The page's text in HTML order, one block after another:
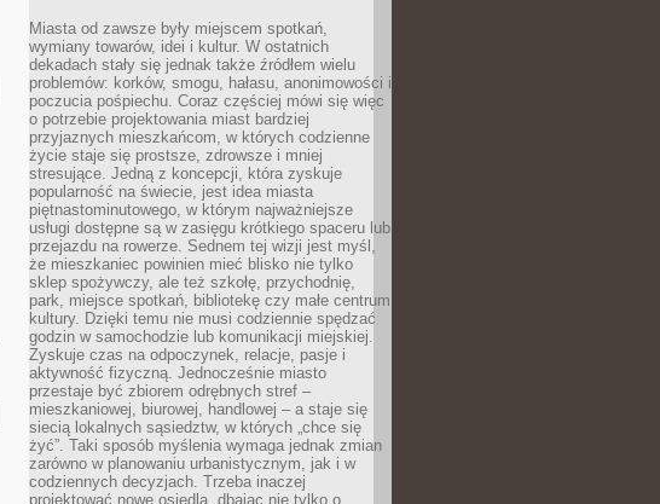
Miasta od zawsze były miejscem spotkań,
wymiany towarów, idei i kultur. W ostatnich
dekadach stały się jednak także źródłem wielu
problemów: korków, smogu, hałasu, anonimowości i
poczucia pośpiechu. Coraz częściej mówi się więc
o potrzebie projektowania miast bardziej
przyjaznych mieszkańcom, w których codzienne
życie staje się prostsze, zdrowsze i mniej
stresujące. Jedną z koncepcji, która zyskuje
popularność na świecie, jest idea miasta
piętnastominutowego, w którym najważniejsze
usługi dostępne są w zasięgu krótkiego spaceru lub
przejazdu na rowerze. Sednem tej wizji jest myśl,
że mieszkaniec powinien mieć blisko nie tylko
sklep spożywczy, ale też szkołę, przychodnię,
park, miejsce spotkań, bibliotekę czy małe centrum
kultury. Dzięki temu nie musi codziennie spędzać
godzin w samochodzie lub komunikacji miejskiej.
Zyskuje czas na odpoczynek, relacje, pasje i
aktywność fizyczną. Jednocześnie miasto
przestaje być zbiorem odrębnych stref –
mieszkaniowej, biurowej, handlowej – a staje się
siecią lokalnych sąsiedztw, w których „chce się
żyć”. Taki sposób myślenia wymaga jednak zmian
zarówno w planowaniu urbanistycznym, jak i w
codziennych decyzjach. Trzeba inaczej
projektować nowe osiedla, dbając nie tylko o